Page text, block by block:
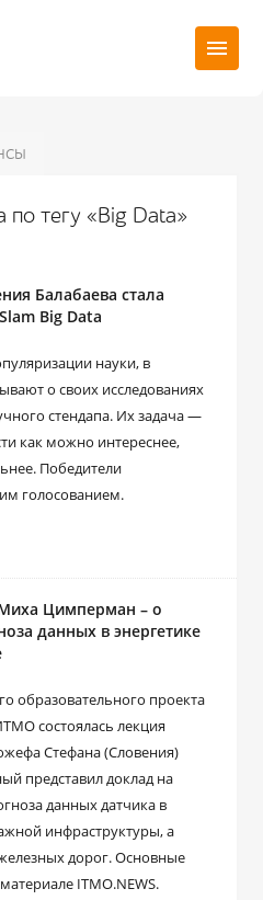
по тегу «Big Data»
Балабаева стала
Big Data
науки, в
о своих исследованиях
стендапа. Их задача —
как можно интереснее,
Победители
голосованием.
Цимперман – о
данных в энергетике
образовательного проекта
состоялась лекция
Стефана (Словения)
представил доклад на
данных датчика в
инфраструктуры, а
дорог. Основные
ITMO.NEWS.